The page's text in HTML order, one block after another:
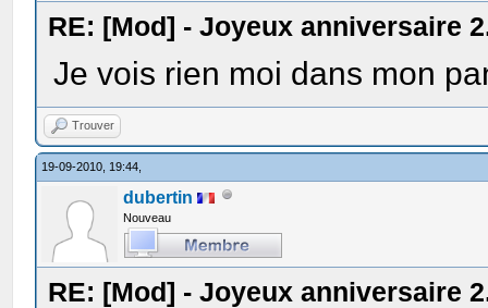
RE: [Mod] - Joyeux anniversaire
Je vois rien moi dans mon
Trouver
19-09-2010, 19:44,
dubertin
Nouveau
RE: [Mod] - Joyeux anniversaire